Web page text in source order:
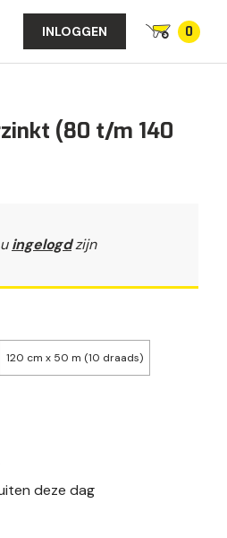
INLOGGEN 0
(80 t/m 140
ingelogdzijn
120 cm x 50 m (10 draads)
deze dag